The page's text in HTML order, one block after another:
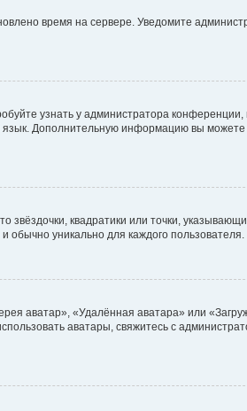
время на сервере. Уведомите
узнать у администратора
язык. Дополнительную информацию вы можете
квадратики или точки,
уникально для каждого пользователя.
аватар», «Удалённая аватара» или
аватары, свяжитесь с